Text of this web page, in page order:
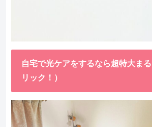
自宅で光ケアをするなら超特大ま
リック！）